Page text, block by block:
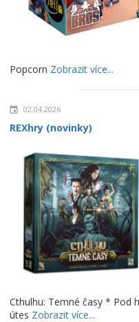
Popcorn Zobrazit více...
02.04.2026
REXhry (novinky)
Cthulhu: Temné časy * Pod
útes Zobrazit více...